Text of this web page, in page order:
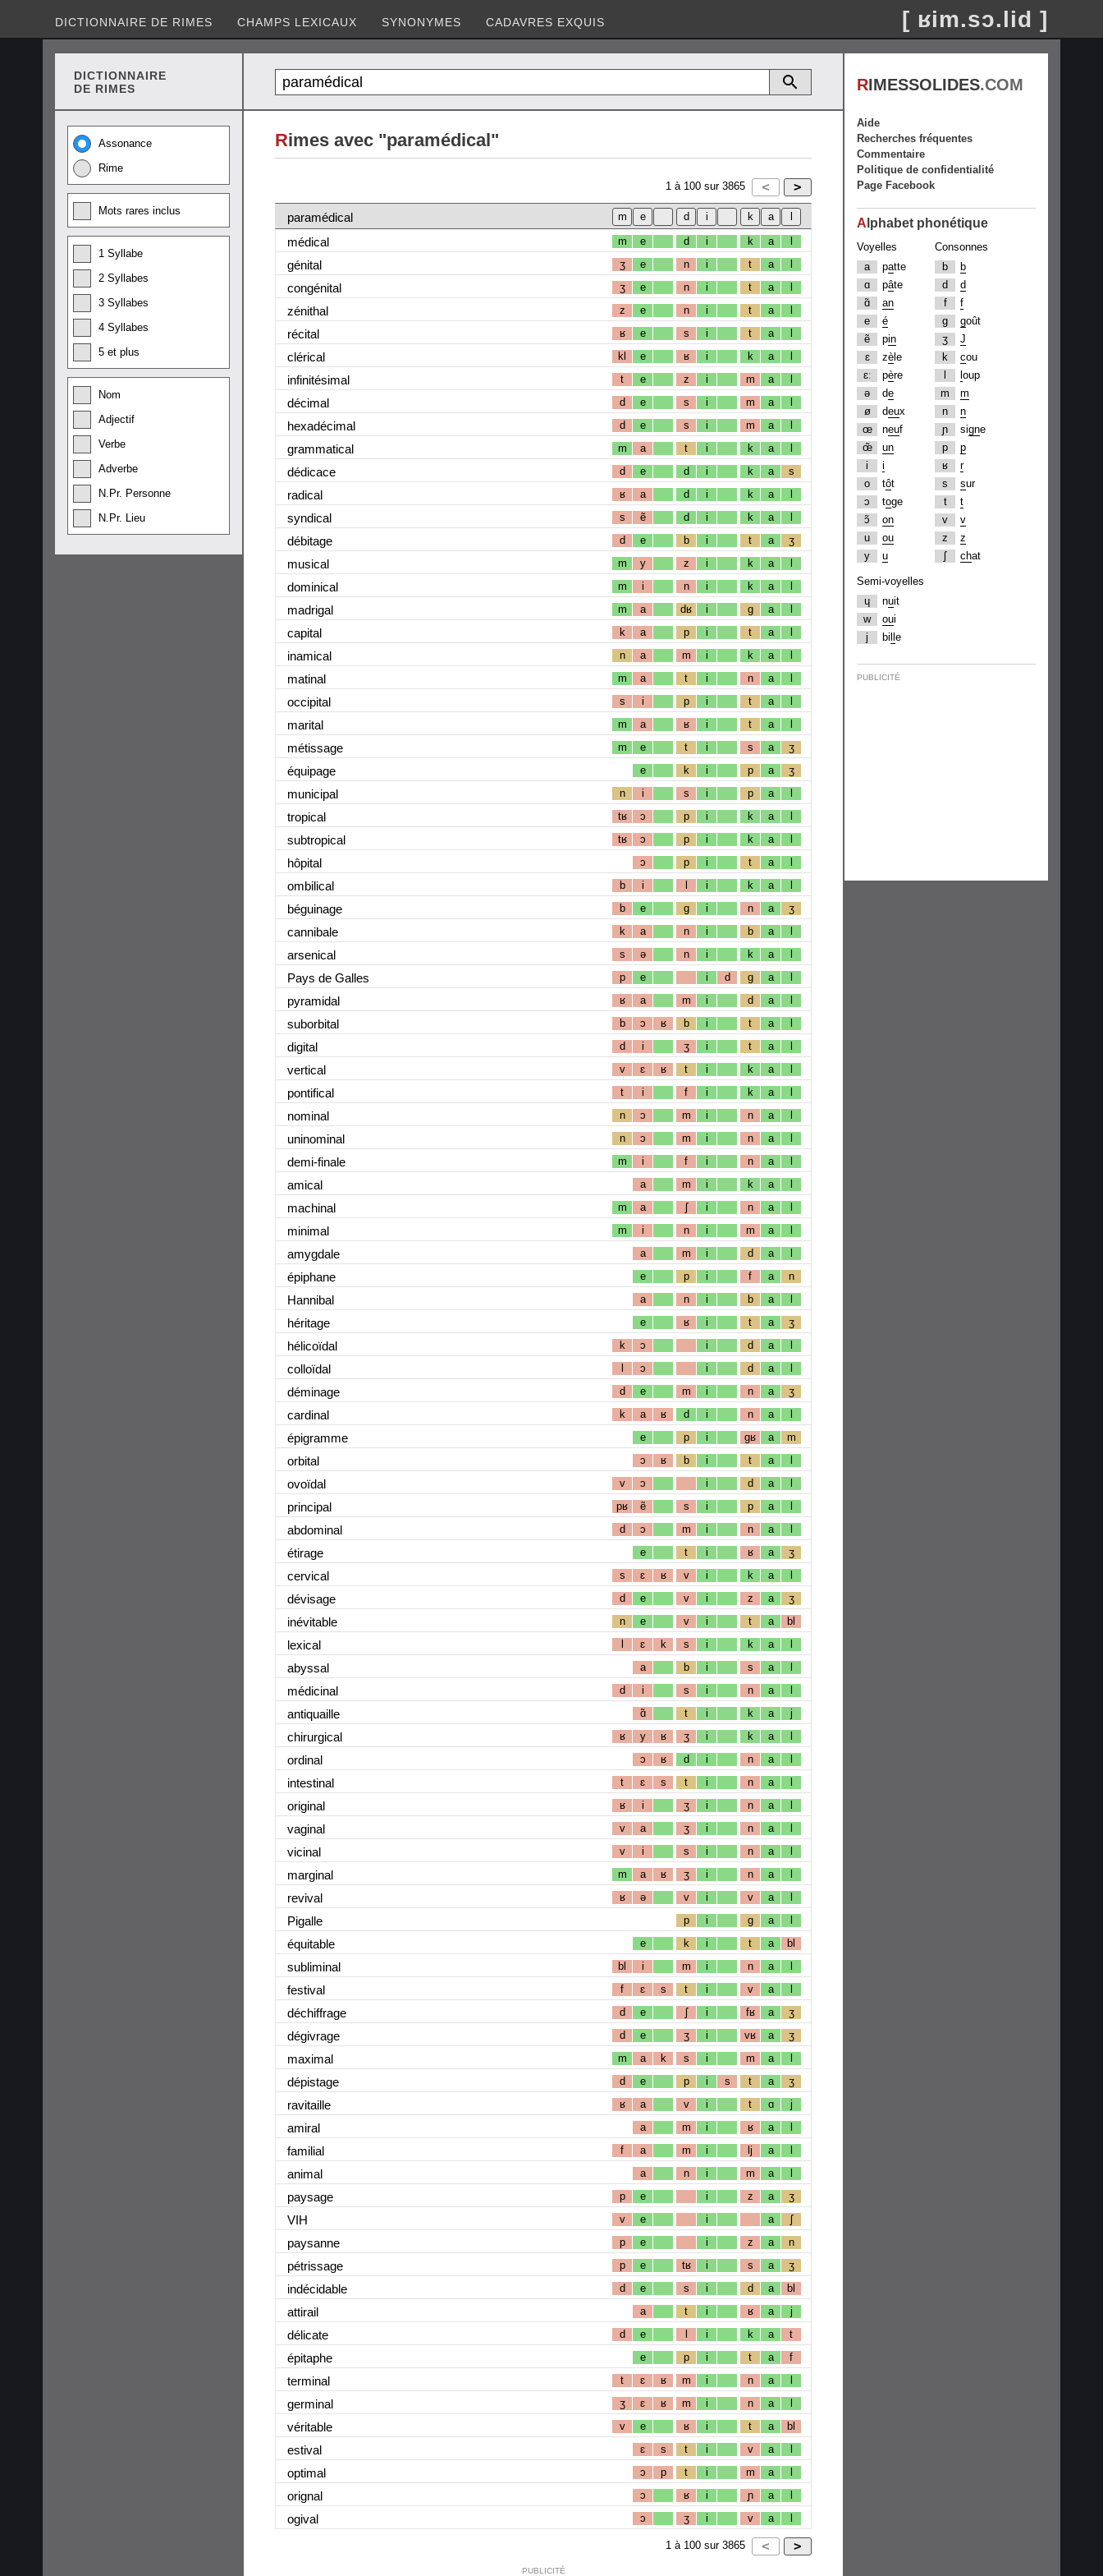
DICTIONNAIRE DE RIMES CHAMPS LEXICAUX SYNONYMES CADAVRES EXQUIS [ ʁim.sɔ.lid ]
DICTIONNAIRE
DE RIMES
Assonance
Rime
Mots rares inclus
1 Syllabe
2 Syllabes
3 Syllabes
4 Syllabes
5 et plus
Nom
Adjectif
Verbe
Adverbe
N.Pr. Personne
N.Pr. Lieu
Rimes avec "paramédical"
1 à 100 sur 3865
paramédical
médical
m e d i k a l
génital ʒ e n i t a l
congénital ʒ e n i t a l
zénithal z e n i t a l
récital ʁ e s i t a l
clérical kl e ʁ i k a l
infinitésimal t e z i m a l
décimal d e s i m a l
hexadécimal d e s i m a l
grammatical m a t i k a l
dédicace d e d i k a s
radical ʁ a d i k a l
syndical s ẽ d i k a l
débitage d e b i t a ʒ
musical m y z i k a l
dominical m i n i k a l
madrigal m a dʁ i g a l
capital k a p i t a l
inamical n a m i k a l
matinal m a t i n a l
occipital s i p i t a l
marital m a ʁ i t a l
métissage m e t i s a ʒ
équipage e k i p a ʒ
municipal n i s i p a l
tropical tʁ ɔ p i k a l
subtropical tʁ ɔ p i k a l
hôpital ɔ p i t a l
ombilical b i l i k a l
béguinage b e g i n a ʒ
cannibale k a n i b a l
arsenical s ə n i k a l
Pays de Galles p e i d g a l
pyramidal ʁ a m i d a l
suborbital b ɔ ʁ b i t a l
digital d i ʒ i t a l
vertical v ɛ ʁ t i k a l
pontifical t i f i k a l
nominal n ɔ m i n a l
uninominal n ɔ m i n a l
demi-finale m i f i n a l
amical a m i k a l
machinal m a ʃ i n a l
minimal m i n i m a l
amygdale a m i d a l
épiphane e p i f a n
Hannibal a n i b a l
héritage e ʁ i t a ʒ
hélicoïdal k ɔ i d a l
colloïdal l ɔ i d a l
déminage d e m i n a ʒ
cardinal k a ʁ d i n a l
épigramme e p i gʁ a m
orbital ɔ ʁ b i t a l
ovoïdal v ɔ i d a l
principal pʁ ẽ s i p a l
abdominal d ɔ m i n a l
étirage e t i ʁ a ʒ
cervical s ɛ ʁ v i k a l
dévisage d e v i z a ʒ
inévitable n e v i t a bl
lexical l ɛ k s i k a l
abyssal a b i s a l
médicinal d i s i n a l
antiquaille ɑ̃ t i k a j
chirurgical ʁ y ʁ ʒ i k a l
ordinal ɔ ʁ d i n a l
intestinal t ɛ s t i n a l
original ʁ i ʒ i n a l
vaginal v a ʒ i n a l
vicinal v i s i n a l
marginal m a ʁ ʒ i n a l
revival ʁ ə v i v a l
Pigalle p i g a l
équitable e k i t a bl
subliminal bl i m i n a l
festival f ɛ s t i v a l
déchiffrage d e ʃ i fʁ a ʒ
dégivrage d e ʒ i vʁ a ʒ
maximal m a k s i m a l
dépistage d e p i s t a ʒ
ravitaille ʁ a v i t ɑ j
amiral a m i ʁ a l
familial f a m i lj a l
animal a n i m a l
paysage p e i z a ʒ
VIH v e i a ʃ
paysanne p e i z a n
pétrissage p e tʁ i s a ʒ
indécidable d e s i d a bl
attirail a t i ʁ a j
délicate d e l i k a t
épitaphe e p i t a f
terminal t ɛ ʁ m i n a l
germinal ʒ ɛ ʁ m i n a l
véritable v e ʁ i t a bl
estival ɛ s t i v a l
optimal ɔ p t i m a l
orignal ɔ ʁ i ɲ a l
ogival ɔ ʒ i v a l
1 à 100 sur 3865
PUBLICITÉ
RIMESSOLIDES.COM
Aide
Recherches fréquentes
Commentaire
Politique de confidentialité
Page Facebook
A lphabet phonétique
Voyelles
a
patte
ɑ
pâte
ɑ̃
an
e
é
ẽ
pin
ɛ
zè le
ɛː
père
ə
de
ø
deux
œ
neuf
œ̃
un
i
i
o
tôt
ɔ
toge
ɔ̃
on
u
ou
y
u
Consonnes
b
b
d
d
f
f
g
goût
ʒ
J
k
cou
oup
m
m
n
n
ɲ
signe
p
p
ʁ
r
s
sur
t
t
v
v
z
z
ʃ
chat
Semi-voyelles
ɥ
nuit
w
oui
j
bi e
PUBLICITÉ